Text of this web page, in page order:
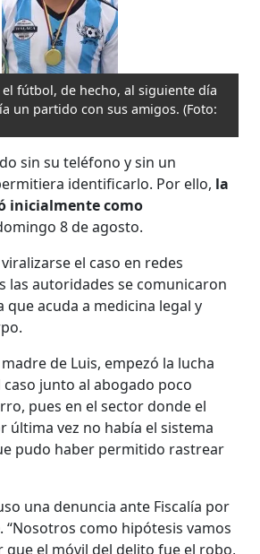
fútbol, de hecho, al siguiente día
un partido con sus amigos.(Foto:
sin su teléfono y sin un
identificarlo. Por ello, la
inicialmente como
8 de agosto.
el caso en redes
las autoridades se comunicaron
que acuda a medicina legal y
de Luis, empezó la lucha
caso junto al abogado poco
pues en el sector donde el
última vez no había el sistema
pudo haber permitido rastrear
una denuncia ante Fiscalía por
. “Nosotros como hipótesis vamos
el móvil del delito fue el robo,